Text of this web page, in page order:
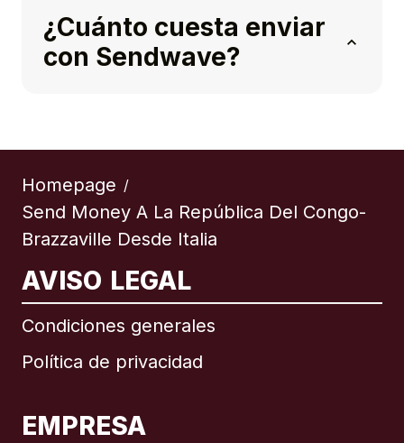
¿Cuánto cuesta enviar
con Sendwave?
Homepage /
Send Money A La República Del Congo-
Brazzaville Desde Italia
AVISO LEGAL
Condiciones generales
Política de privacidad
EMPRESA